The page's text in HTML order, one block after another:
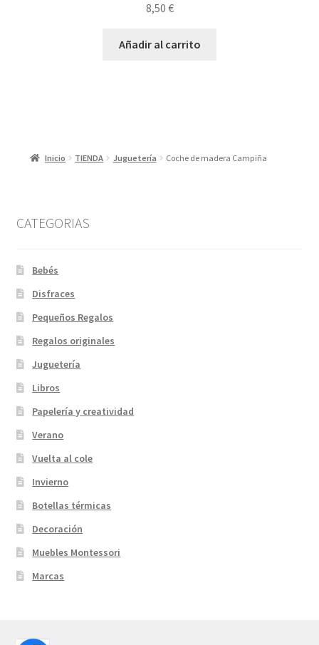
8,50 €
Añadir al carrito
Inicio TIENDA Juguetería Coche de madera Campiña
CATEGORIAS
Bebés
Disfraces
Pequeños Regalos
Regalos originales
Juguetería
Libros
Papelería y creatividad
Verano
Vuelta al cole
Invierno
Botellas térmicas
Decoración
Muebles Montessori
Marcas